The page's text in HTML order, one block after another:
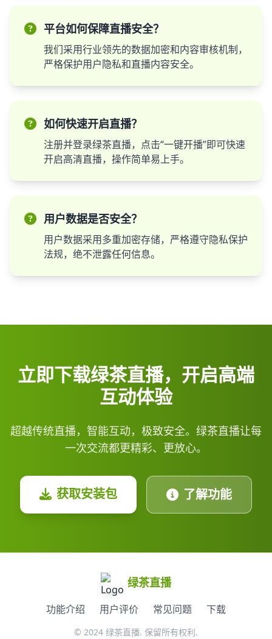
平台如何保障直播安全？
我们采用行业领先的数据加密和内容审核机制，
严格保护用户隐私和直播内容安全。
如何快速开启直播？
注册并登录绿茶直播，点击“一键开播”即可快速
开启高清直播，操作简单易上手。
用户数据是否安全？
用户数据采用多重加密存储，严格遵守隐私保护
法规，绝不泄露任何信息。
立即下载绿茶直播，开启高端
互动体验
超越传统直播，智能互动，极致安全。绿茶直播让每
一次交流都更精彩、更放心。
获取安装包 了解功能
绿茶直播
功能介绍 用户评价 常见问题 下载
© 2024 绿茶直播. 保留所有权利.